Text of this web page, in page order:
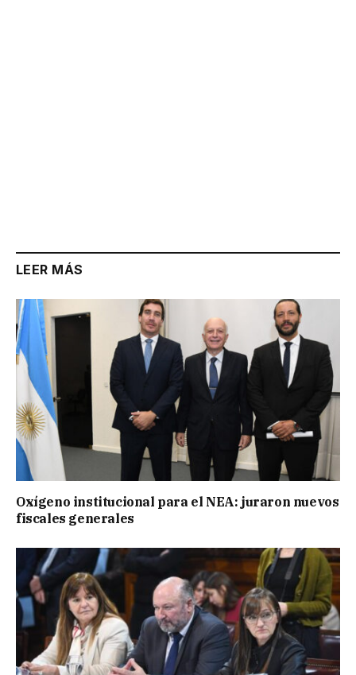
LEER MÁS
Oxígeno institucional para el NEA: juraron nuevos
fiscales generales